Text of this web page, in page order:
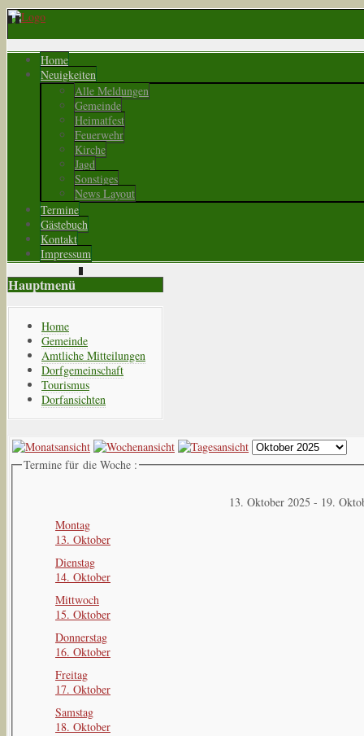
Home
Neuigkeiten
Alle Meldungen
Gemeinde
Heimatfest
Feuerwehr
Kirche
Jagd
Sonstiges
News Layout
Termine
Gästebuch
Kontakt
Impressum
Hauptmenü
Home
Gemeinde
Amtliche Mitteilungen
Dorfgemeinschaft
Tourismus
Dorfansichten
Termine für die Woche :
13. Oktober 2025 - 19.
Montag
13. Oktober
Dienstag
14. Oktober
Mittwoch
15. Oktober
Donnerstag
16. Oktober
Freitag
17. Oktober
Samstag
18. Oktober